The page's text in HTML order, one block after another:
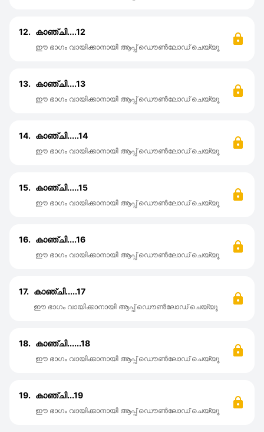
12. കാഞ്ചി....12
ഈ ഭാഗം വായിക്കാനായി ആപ്പ് ഡൌൺലോഡ് ചെയ്യൂ
13. കാഞ്ചി....13
ഈ ഭാഗം വായിക്കാനായി ആപ്പ് ഡൌൺലോഡ് ചെയ്യൂ
14. കാഞ്ചി.....14
ഈ ഭാഗം വായിക്കാനായി ആപ്പ് ഡൌൺലോഡ് ചെയ്യൂ
15. കാഞ്ചി.....15
ഈ ഭാഗം വായിക്കാനായി ആപ്പ് ഡൌൺലോഡ് ചെയ്യൂ
16. കാഞ്ചി....16
ഈ ഭാഗം വായിക്കാനായി ആപ്പ് ഡൌൺലോഡ് ചെയ്യൂ
17. കാഞ്ചി.....17
ഈ ഭാഗം വായിക്കാനായി ആപ്പ് ഡൌൺലോഡ് ചെയ്യൂ
18. കാഞ്ചി......18
ഈ ഭാഗം വായിക്കാനായി ആപ്പ് ഡൌൺലോഡ് ചെയ്യൂ
19. കാഞ്ചി...19
ഈ ഭാഗം വായിക്കാനായി ആപ്പ് ഡൌൺലോഡ് ചെയ്യൂ